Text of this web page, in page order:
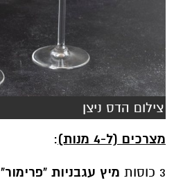
צילום הדס ניצן
מצרכים (ל-4 מנות) :
3 כוסות מיץ עגבניות "פרימור"